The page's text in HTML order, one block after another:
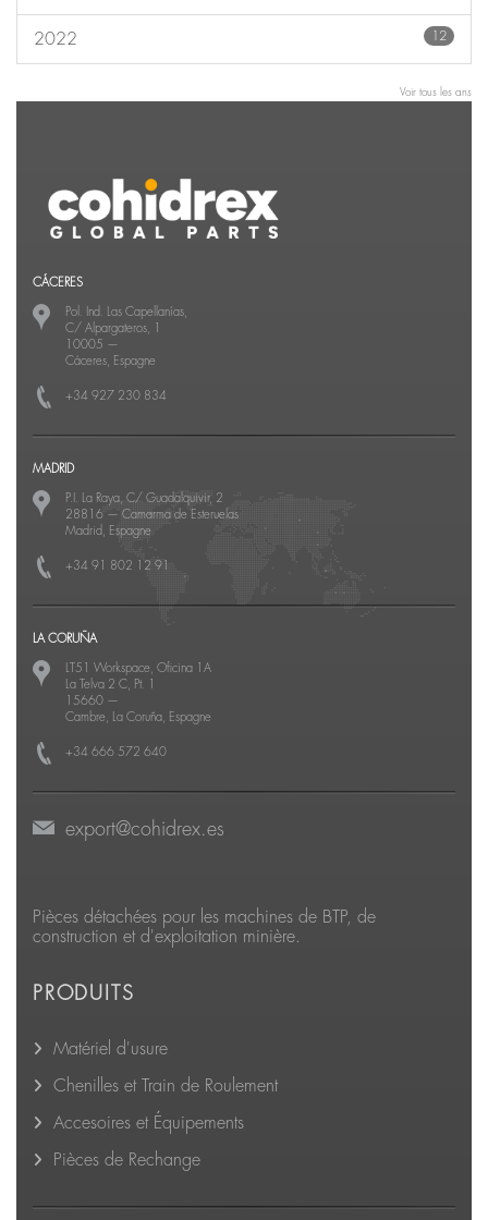
2022 12
Voir tous les ans
CÁCERES
Pol. Ind. Las Capellanías,
C/ Alpargateros, 1
10005 —
Cáceres, Espagne
+34 927 230 834
MADRID
P.I. La Raya, C/ Guadalquivir, 2
28816 — Camarma de Esteruelas
Madrid, Espagne
+34 91 802 12 91
LA CORUÑA
LT51 Workspace, Oficina 1A
La Telva 2 C, Pt. 1
15660 —
Cambre, La Coruña, Espagne
+34 666 572 640
export@cohidrex.es
Pièces détachées pour les machines de BTP, de
construction et d'exploitation minière.
PRODUITS
Matériel d'usure
Chenilles et Train de Roulement
Accesoires et Équipements
Pièces de Rechange